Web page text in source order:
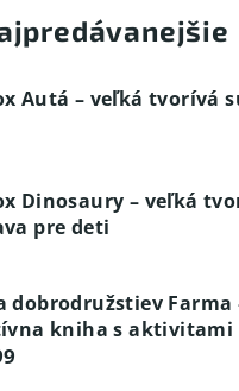
Autá – veľká tvorívá
Dinosaury – veľká
pre deti
dobrodružstiev Farma
kniha s aktivitami